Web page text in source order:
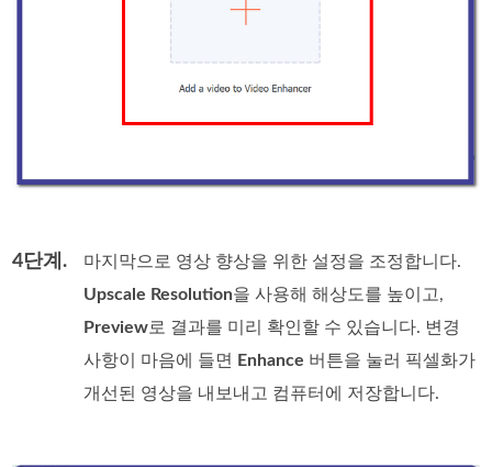
4단계.
마지막으로 영상 향상을 위한 설정을 조정합니다.
Upscale Resolution을 사용해 해상도를 높이고,
Preview로 결과를 미리 확인할 수 있습니다. 변경
사항이 마음에 들면
Enhance 버튼을 눌러 픽셀화가
개선된 영상을 내보내고 컴퓨터에 저장합니다.